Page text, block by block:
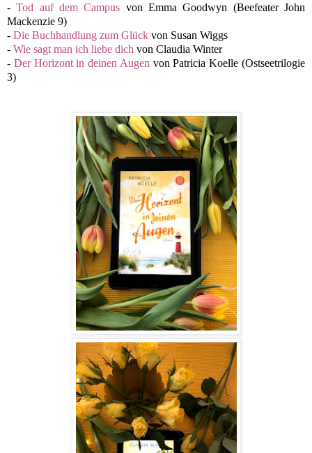
-Tod auf dem Campus von Emma Goodwyn (Beefeater John
Mackenzie 9)
- Die Buchhandlung zum Glück von Susan Wiggs
- Wie sagt man ich liebe dich von Claudia Winter
- Der Horizont in deinen Augen von Patricia Koelle (Ostseetrilogie
3)